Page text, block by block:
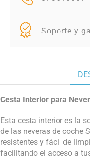
Soporte y
Cesta Interior para
Esta cesta interior es la
de las neveras de coche
resistentes y fácil de
facilitando el acceso a